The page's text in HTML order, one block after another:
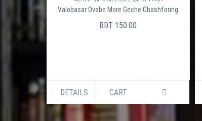
Valobasar Ovabe More Geche Ghashforing
BDT 150.00
DETAILS CART